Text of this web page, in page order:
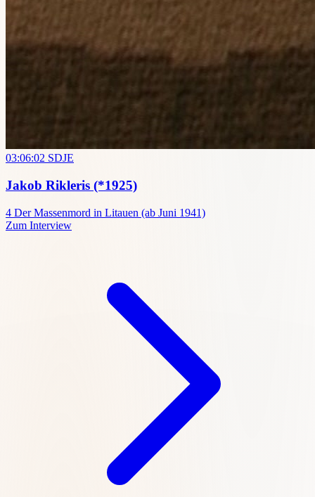
03:06:02 SDJE
Jakob Rikleris (*1925)
4 Der Massenmord in Litauen (ab Juni 1941)
Zum Interview